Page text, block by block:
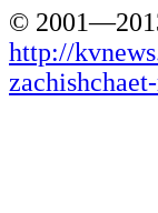
©
http://